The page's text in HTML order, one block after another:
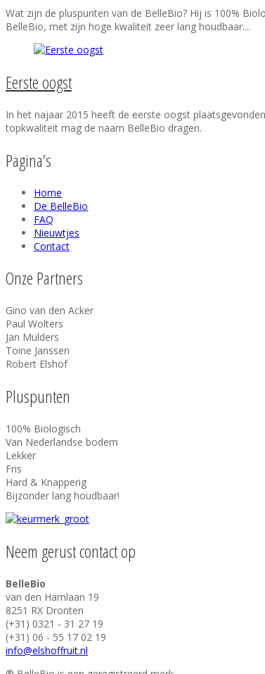
Wat zijn de pluspunten van de BelleBio? Hij is 100%
BelleBio, met zijn hoge kwaliteit zeer lang houdbaar....
Eerste oogst
In het najaar 2015 heeft de eerste oogst
topkwaliteit mag de naam BelleBio dragen.
Pagina’s
Home
De BelleBio
FAQ
Nieuwtjes
Contact
Onze Partners
Gino van den Acker
Paul Wolters
Jan Mulders
Toine Janssen
Robert Elshof
Pluspunten
100% Biologisch
Van Nederlandse bodem
Lekker
Fris
Hard & Knapperig
Bijzonder lang houdbaar!
Neem gerust contact op
BelleBio
van den Hamlaan 19
8251 RX Dronten
(+31) 0321 - 31 27 19
(+31) 06 - 55 17 02 19
info@elshoffruit.nl